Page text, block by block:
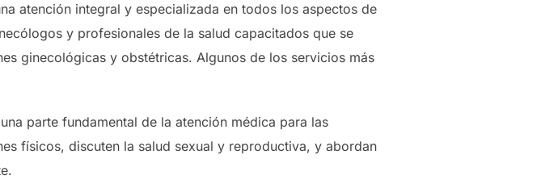
atención integral y especializada en todos los aspectos de
y profesionales de la salud capacitados que se
ginecológicas y obstétricas. Algunos de los servicios más
parte fundamental de la atención médica para las
físicos, discuten la salud sexual y reproductiva, y abordan